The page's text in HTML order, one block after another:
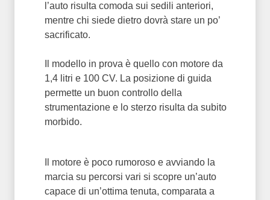
l’auto risulta comoda sui sedili anteriori,
mentre chi siede dietro dovrà stare un po’
sacrificato.
Il modello in prova è quello con motore da
1,4 litri e 100 CV. La posizione di guida
permette un buon controllo della
strumentazione e lo sterzo risulta da subito
morbido.
Il motore è poco rumoroso e avviando la
marcia su percorsi vari si scopre un’auto
capace di un’ottima tenuta, comparata a